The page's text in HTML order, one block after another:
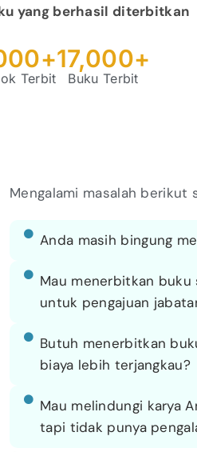
yang berhasil diterbitkan
Terbit
+
Buku Terbit
17,000+
Mengalami masalah berikut
Anda masih bingung
Mau menerbitkan buku
untuk pengajuan
Butuh menerbitkan
biaya lebih terjangkau?
Mau melindungi karya
tapi tidak punya